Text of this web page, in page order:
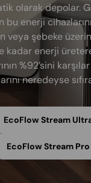
olarak depolar.
enerji
veya şebeke
kadar enerji
%92’sini
neredeyse
EcoFlow Stream
EcoFlow Stream Pro